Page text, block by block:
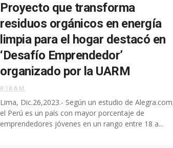
Proyecto que transforma
residuos orgánicos en energía
limpia para el hogar destacó en
‘Desafío Emprendedor’
organizado por la UARM
8:18 A.M.
Lima, Dic.26,2023.- Según un estudio de
el Perú es un país con mayor porcentaje de
emprendedores jóvenes en un rango entre 18 a...